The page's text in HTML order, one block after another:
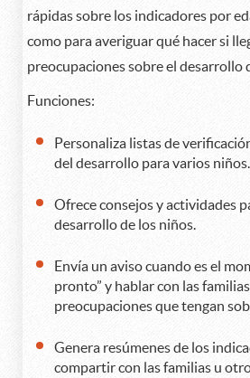
rápidas sobre los indicadores por
como para averiguar qué hacer si
preocupaciones sobre el desarrollo
Funciones:
Personaliza listas de
del desarrollo para varios niños.
Ofrece consejos y actividades
desarrollo de los niños.
Envía un aviso cuando es el
pronto” y hablar con las
preocupaciones que tengan
Genera resúmenes de los
compartir con las familias u